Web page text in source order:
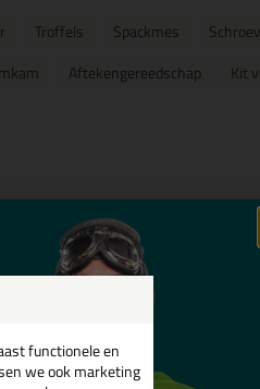
Troffels Spackmes
Aftekengereedschap Kit
functionele en
we ook marketing